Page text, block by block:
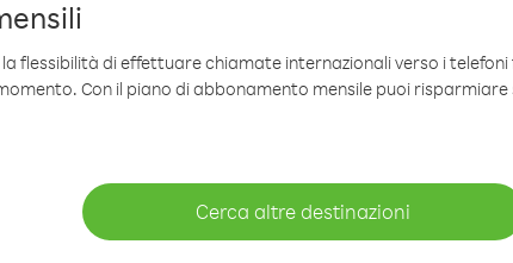
flessibilità di effettuare chiamate internazionali verso i telefoni
Con il piano di abbonamento mensile puoi
Cerca altre destinazioni